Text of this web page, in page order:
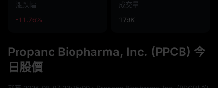
漲跌幅
-11.76%
成交量
179K
Propanc Biopharma, Inc. (PPCB) 今
日股價